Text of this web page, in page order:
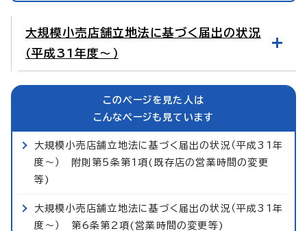
大規模小売店舗立地法に基づく届出の状況
（平成31年度～）
このページを見た人は
こんなページも見ています
大規模小売店舗立地法に基づく届出の状況（平成31年
度～） 附則第5条第1項(既存店の営業時間の変更
等)
大規模小売店舗立地法に基づく届出の状況（平成31年
度～） 第6条第2項(営業時間の変更等)